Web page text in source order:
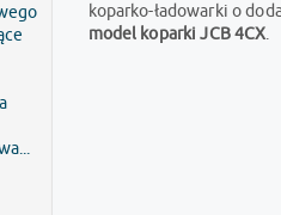
koparko-ładowarki o
model koparki JCB 4CX.